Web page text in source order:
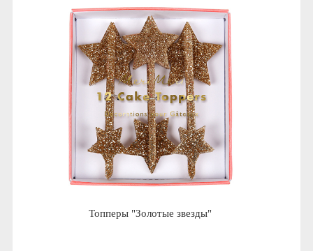
Топперы "Золотые звезды"